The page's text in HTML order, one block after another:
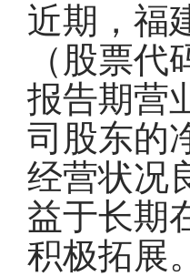
近期，福
（股票
报告期营
司股东的
经营状况
益于长期
积极拓展。